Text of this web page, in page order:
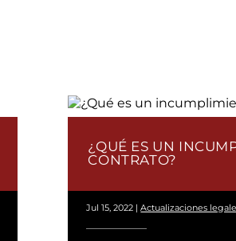
¿QUÉ ES UN
CONTRATO?
Jul 15, 2022 |Actualizaciones